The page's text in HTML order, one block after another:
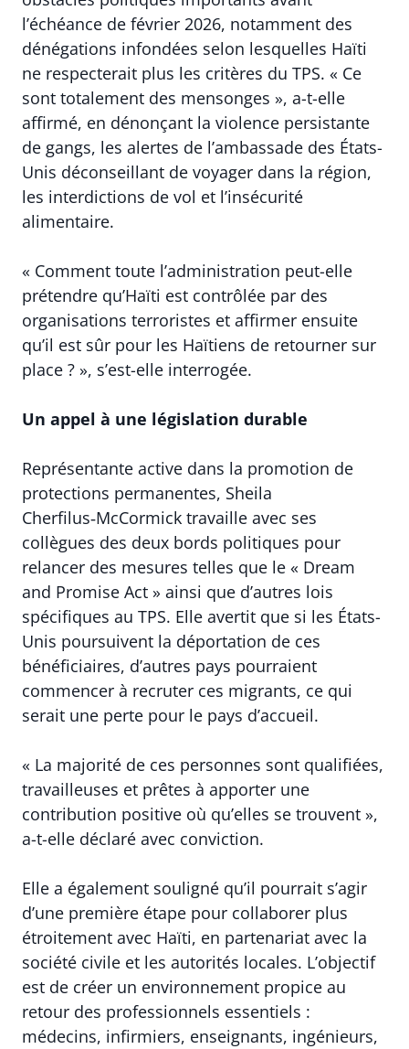
l’échéance de février 2026, notamment des
dénégations infondées selon lesquelles Haïti
ne respecterait plus les critères du TPS. « Ce
sont totalement des mensonges », a-t-elle
affirmé, en dénonçant la violence persistante
de gangs, les alertes de l’ambassade des États-
Unis déconseillant de voyager dans la région,
les interdictions de vol et l’insécurité
alimentaire.
« Comment toute l’administration peut-elle
prétendre qu’Haïti est contrôlée par des
organisations terroristes et affirmer ensuite
qu’il est sûr pour les Haïtiens de retourner sur
place ? », s’est-elle interrogée.
Un appel à une législation durable
Représentante active dans la promotion de
protections permanentes, Sheila
Cherfilus‑McCormick travaille avec ses
collègues des deux bords politiques pour
relancer des mesures telles que le « Dream
and Promise Act » ainsi que d’autres lois
spécifiques au TPS. Elle avertit que si les États-
Unis poursuivent la déportation de ces
bénéficiaires, d’autres pays pourraient
commencer à recruter ces migrants, ce qui
serait une perte pour le pays d’accueil.
« La majorité de ces personnes sont qualifiées,
travailleuses et prêtes à apporter une
contribution positive où qu’elles se trouvent »,
a-t-elle déclaré avec conviction.
Elle a également souligné qu’il pourrait s’agir
d’une première étape pour collaborer plus
étroitement avec Haïti, en partenariat avec la
société civile et les autorités locales. L’objectif
est de créer un environnement propice au
retour des professionnels essentiels :
médecins, infirmiers, enseignants, ingénieurs,